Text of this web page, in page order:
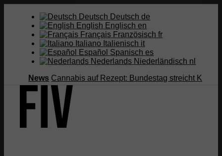
Deutsch Deutsch de
English Englisch en
Français Französisch fr
Italiano Italienisch it
Español Spanisch es
Nederlands Niederländisch nl
Cannabis auf Rezept: Bundestag streicht